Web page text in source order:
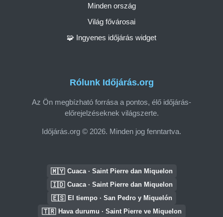
Rólunk Időjárás.org
Az Ön megbízható forrása a pontos, élő időjárás-
előrejelzéseknek világszerte.
Időjárás.org © 2026. Minden jog fenntartva.
Minden ország
Világ fővárosai
🧩 Ingyenes időjárás widget
🇲🇾 Cuaca · Saint Pierre dan Miquelon
🇮🇩 Cuaca · Saint Pierre dan Miquelon
🇪🇸 El tiempo · San Pedro y Miquelón
🇹🇷 Hava durumu · Saint Pierre ve Miquelon